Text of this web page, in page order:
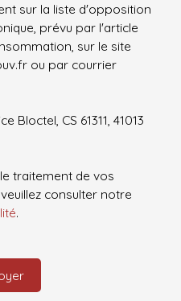
sur la liste d'opposition
prévu par l'article
sur le site
ou par courrier
Bloctel, CS 61311, 41013
traitement de vos
consulter notre
.